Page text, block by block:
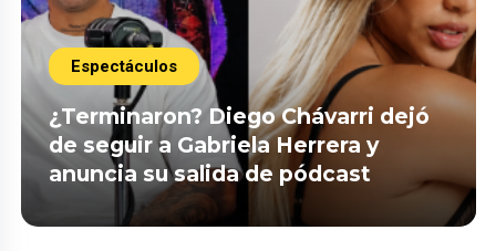
Espectáculos
¿Terminaron? Diego Chávarri dejó
de seguir a Gabriela Herrera y
anuncia su salida de pódcast